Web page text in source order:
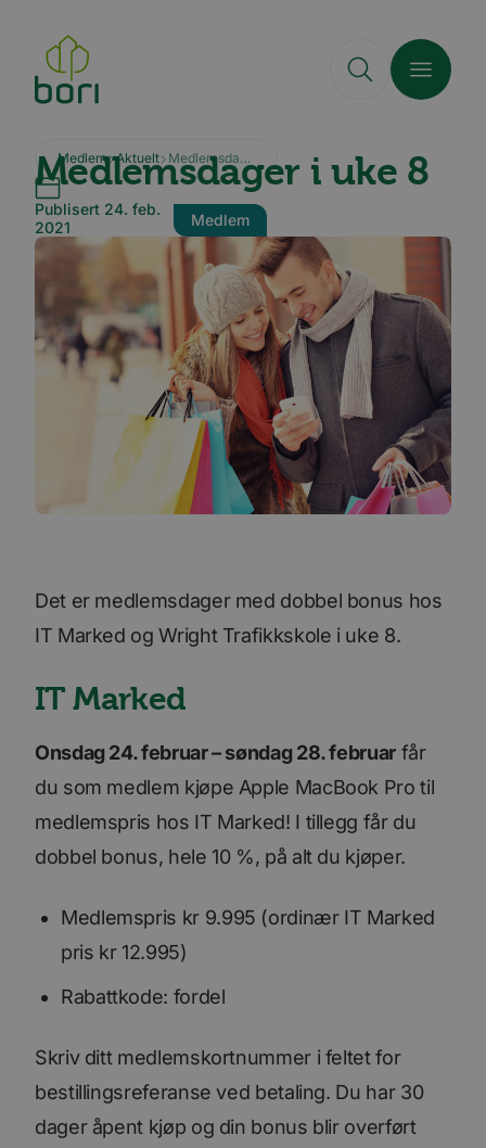
hovedinnhold
Medlem Aktuelt Medlemsdager i uke 8
Medlemsdager i uke 8
Publisert 24. feb.
2021
Medlem
Det er medlemsdager med dobbel bonus hos
IT Marked og Wright Trafikkskole i uke 8.
IT Marked
Onsdag 24. februar – søndag 28. februarfår
du som medlem kjøpe Apple MacBook Pro til
medlemspris hos IT Marked! I tillegg får du
dobbel bonus, hele 10 %, på alt du kjøper.
Medlemspris kr 9.995 (ordinær IT Marked
pris kr 12.995)
Rabattkode: fordel
Skriv ditt medlemskortnummer i feltet for
bestillingsreferanse ved betaling. Du har 30
dager åpent kjøp og din bonus blir overført